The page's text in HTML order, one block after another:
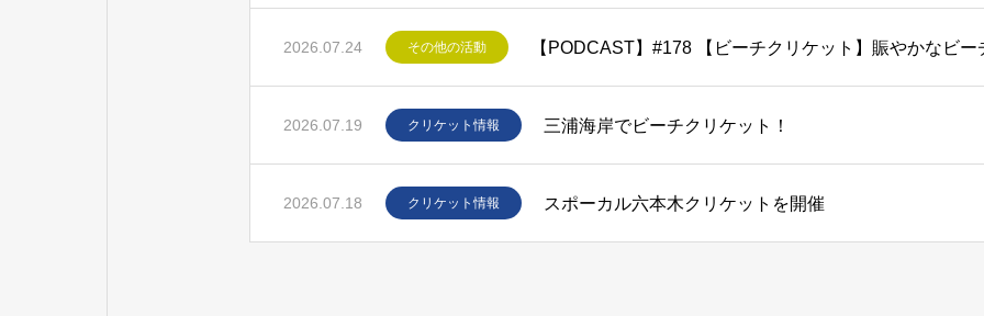
2026.07.24 その他の活動 【PODCAST】#178 【ビーチクリケット】賑やかなビ
2026.07.19 クリケット情報 三浦海岸でビーチクリケット！
2026.07.18 クリケット情報 スポーカル六本木クリケットを開催